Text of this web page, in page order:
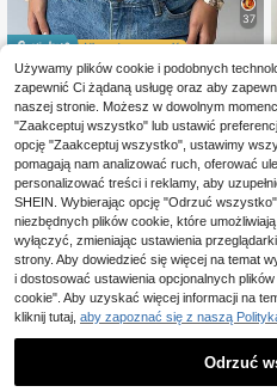
37
Zaoszczędź 1,06zł
Aloruh
Magazyn UE Aloruh Damska koszulk
a w jednolitym kolorze z okrągłym
dekoltem i rękawami typu nietoper
z, plisowana, o skróconym kroju
39,94zł -2%
najniższa cena
4-5 dni roboczych
Używamy plików cookie i podobnych
zapewnić Ci żądaną usługę oraz aby
naszej stronie. Możesz w dowolnym
"Zaakceptuj wszystko" lub ustawić
opcję "Zaakceptuj wszystko", ustawimy
pomagają nam analizować ruch, oferować
personalizować treści i reklamy, aby
SHEIN. Wybierając opcję "Odrzuć
niezbędnych plików cookie, które
wyłączyć, zmieniając ustawienia
strony. Aby dowiedzieć się więcej na temat
i dostosować ustawienia opcjonalnych
cookie". Aby uzyskać więcej informacji na
kliknij tutaj, aby zapoznać się z naszą
Odrzuć